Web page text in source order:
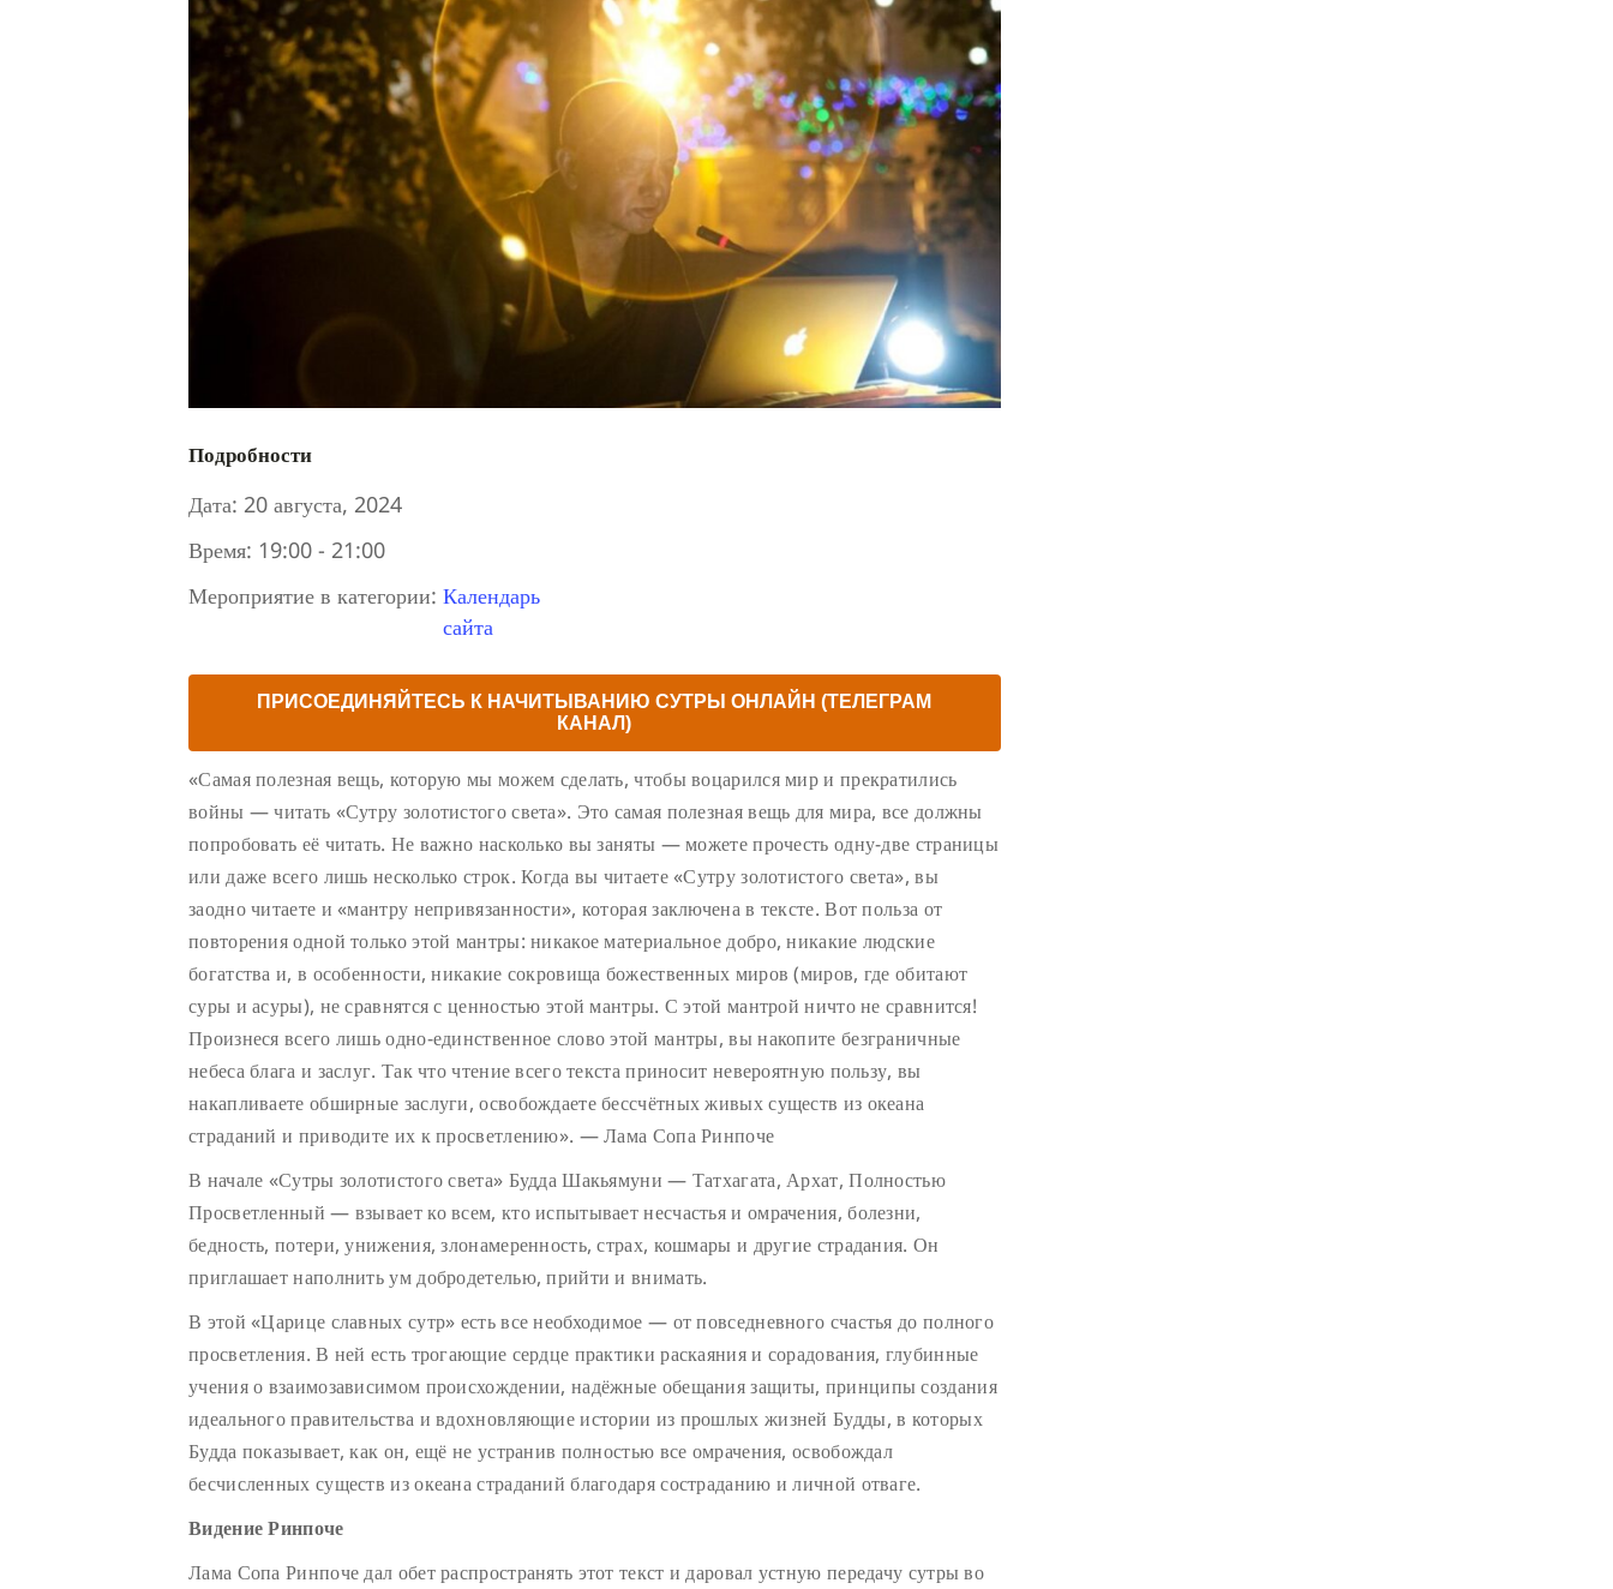
Подробности
Дата: 20 августа, 2024
Время: 19:00 - 21:00
Мероприятие в категории: Календарь
сайта
ПРИСОЕДИНЯЙТЕСЬ К НАЧИТЫВАНИЮ СУТРЫ ОНЛАЙН (ТЕЛЕГРАМ
КАНАЛ)
«Самая полезная вещь, которую мы можем сделать, чтобы воцарился мир и прекратились
войны — читать «Сутру золотистого света». Это самая полезная вещь для мира, все должны
попробовать её читать. Не важно насколько вы заняты — можете прочесть одну-две страницы
или даже всего лишь несколько строк. Когда вы читаете «Сутру золотистого света», вы
заодно читаете и «мантру непривязанности», которая заключена в тексте. Вот польза от
повторения одной только этой мантры: никакое материальное добро, никакие людские
богатства и, в особенности, никакие сокровища божественных миров (миров, где обитают
суры и асуры), не сравнятся с ценностью этой мантры. С этой мантрой ничто не сравнится!
Произнеся всего лишь одно-единственное слово этой мантры, вы накопите безграничные
небеса блага и заслуг. Так что чтение всего текста приносит невероятную пользу, вы
накапливаете обширные заслуги, освобождаете бессчётных живых существ из океана
страданий и приводите их к просветлению». — Лама Сопа Ринпоче
В начале «Сутры золотистого света» Будда Шакьямуни — Татхагата, Архат, Полностью
Просветленный — взывает ко всем, кто испытывает несчастья и омрачения, болезни,
бедность, потери, унижения, злонамеренность, страх, кошмары и другие страдания. Он
приглашает наполнить ум добродетелью, прийти и внимать.
В этой «Царице славных сутр» есть все необходимое — от повседневного счастья до полного
просветления. В ней есть трогающие сердце практики раскаяния и сорадования, глубинные
учения о взаимозависимом происхождении, надёжные обещания защиты, принципы создания
идеального правительства и вдохновляющие истории из прошлых жизней Будды, в которых
Будда показывает, как он, ещё не устранив полностью все омрачения, освобождал
бесчисленных существ из океана страданий благодаря состраданию и личной отваге.
Видение Ринпоче
Лама Сопа Ринпоче дал обет распространять этот текст и даровал устную передачу сутры во